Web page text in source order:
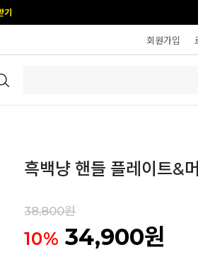
회원가입
흑백냥 핸들 플레이트&
38,800원
10% 34,900원